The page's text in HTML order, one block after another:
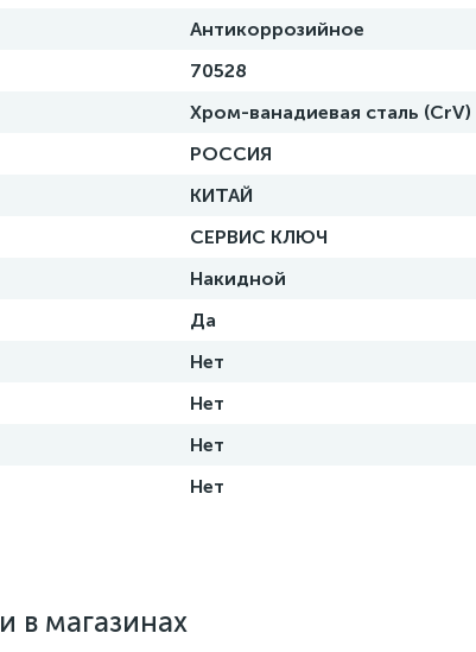
Антикоррозийное
70528
Хром-ванадиевая сталь (CrV)
РОССИЯ
КИТАЙ
СЕРВИС КЛЮЧ
Накидной
Да
Нет
Нет
Нет
Нет
в магазинах